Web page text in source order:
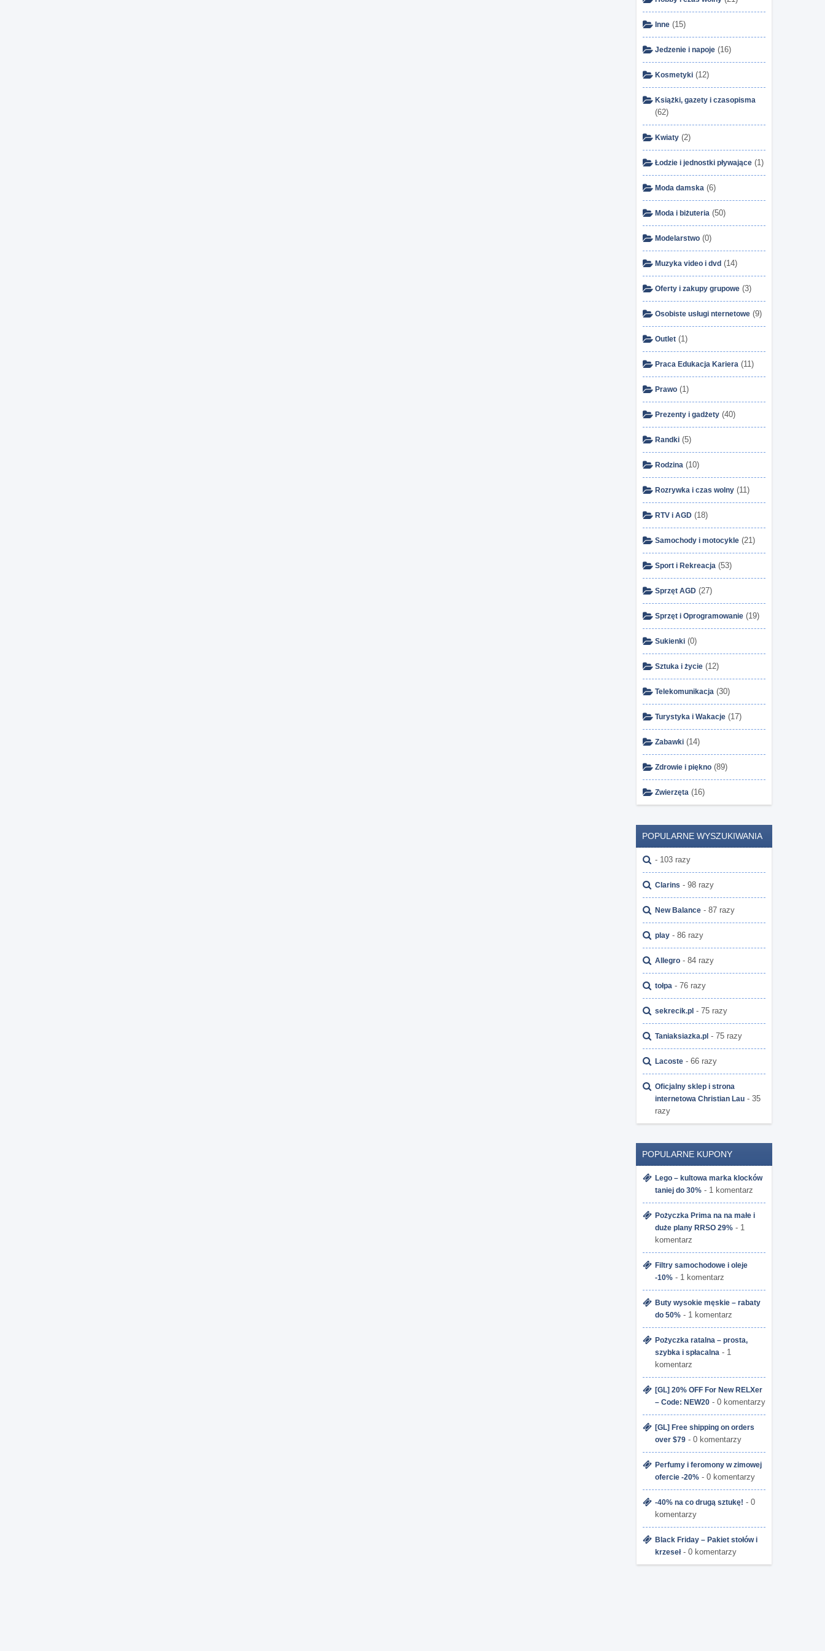
Inne (15)
Jedzenie i napoje (16)
Kosmetyki (12)
Książki, gazety i czasopisma
(62)
Kwiaty (2)
Łodzie i jednostki pływające (1)
Moda damska (6)
Moda i biżuteria (50)
Modelarstwo (0)
Muzyka video i dvd (14)
Oferty i zakupy grupowe (3)
Osobiste usługi nternetowe (9)
Outlet (1)
Praca Edukacja Kariera (11)
Prawo (1)
Prezenty i gadżety (40)
Randki (5)
Rodzina (10)
Rozrywka i czas wolny (11)
RTV i AGD (18)
Samochody i motocykle (21)
Sport i Rekreacja (53)
Sprzęt AGD (27)
Sprzęt i Oprogramowanie (19)
Sukienki (0)
Sztuka i życie (12)
Telekomunikacja (30)
Turystyka i Wakacje (17)
Zabawki (14)
Zdrowie i piękno (89)
Zwierzęta (16)
POPULARNE WYSZUKIWANIA
- 103 razy
Clarins - 98 razy
New Balance - 87 razy
play - 86 razy
Allegro - 84 razy
tołpa - 76 razy
sekrecik.pl - 75 razy
Taniaksiazka.pl - 75 razy
Lacoste - 66 razy
Oficjalny sklep i strona
internetowa Christian Lau - 35
razy
POPULARNE KUPONY
Lego – kultowa marka klocków
taniej do 30% - 1 komentarz
Pożyczka Prima na na małe i
duże plany RRSO 29% - 1
komentarz
Filtry samochodowe i oleje
-10% - 1 komentarz
Buty wysokie męskie – rabaty
do 50% - 1 komentarz
Pożyczka ratalna – prosta,
szybka i spłacalna - 1
komentarz
[GL] 20% OFF For New RELXer
– Code: NEW20 - 0 komentarzy
[GL] Free shipping on orders
over $79 - 0 komentarzy
Perfumy i feromony w zimowej
ofercie -20% - 0 komentarzy
-40% na co drugą sztukę! - 0
komentarzy
Black Friday – Pakiet stołów i
krzeseł- 0 komentarzy